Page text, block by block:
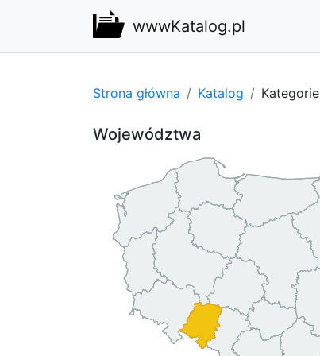
wwwKatalog.pl
Strona główna Katalog Kategorie
Województwa